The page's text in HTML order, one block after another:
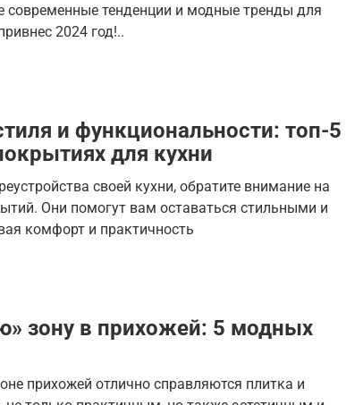
современные тенденции и модные тренды для
2024 год!..
и функциональности: топ-5
для кухни
своей кухни, обратите внимание на
Они помогут вам оставаться стильными и
комфорт и практичность
зону в прихожей: 5 модных
прихожей отлично справляются плитка и